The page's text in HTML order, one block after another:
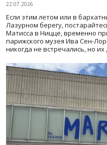
22.07.2026
Если этим летом или в
Лазурном берегу,
Матисса в Ницце, временно
парижского музея Ива Сен-
никогда не встречались, но их